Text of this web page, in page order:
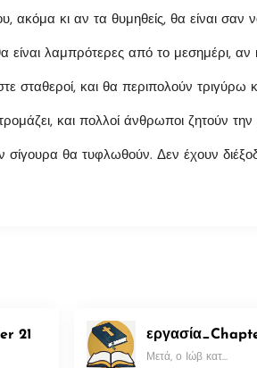
ακόμα κι αν τα θυμηθείς, θα είναι σαν
είναι λαμπρότερες από το μεσημέρι, αν
σταθεροί, και θα περιπολούν τριγύρω
και πολλοί άνθρωποι ζητούν
θα τυφλωθούν. Δεν έχουν
21
Μετά, ο Ιώβ κατ...